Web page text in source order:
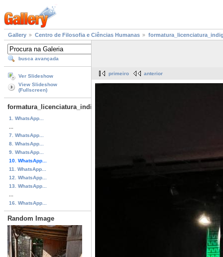
Gallery Centro de Filosofia e Ciências Humanas
busca avançada
Ver Slideshow
View Slideshow
(Fullscreen)
formatura_licenciatura_indigena
1. WhatsApp...
7. WhatsApp...
8. WhatsApp...
9. WhatsApp...
10. WhatsApp...
11. WhatsApp...
12. WhatsApp...
13. WhatsApp...
16. WhatsApp...
Random Image
primeiro anterior